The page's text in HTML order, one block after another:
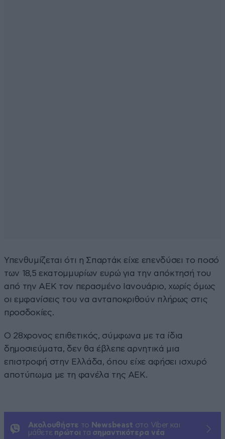
Υπενθυμίζεται ότι η Σπαρτάκ είχε επενδύσει το ποσό
των 18,5 εκατομμυρίων ευρώ για την απόκτησή του
από την ΑΕΚ τον περασμένο Ιανουάριο, χωρίς όμως
οι εμφανίσεις του να ανταποκριθούν πλήρως στις
προσδοκίες.
Ο 28χρονος επιθετικός, σύμφωνα με τα ίδια
δημοσιεύματα, δεν θα έβλεπε αρνητικά μια
επιστροφή στην Ελλάδα, όπου είχε αφήσει ισχυρό
αποτύπωμα με τη φανέλα της ΑΕΚ.
Ακολουθήστε το Newsbeast στο Viber και
μάθετε πρώτοι τα σημαντικότερα νέα